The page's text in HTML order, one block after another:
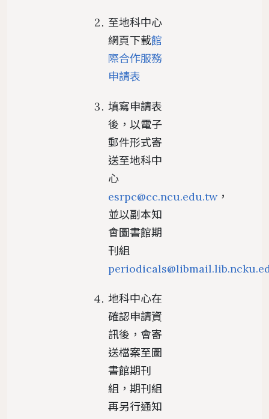
至地科中心
網頁下載館
際合作服務
申請表
填寫申請表
後，以電子
郵件形式寄
送至地科中
心
esrpc@cc.ncu.edu.tw，
並以副本知
會圖書館期
刊組
地科中心在
確認申請資
訊後，會寄
送檔案至圖
書館期刊
組，期刊組
再另行通知